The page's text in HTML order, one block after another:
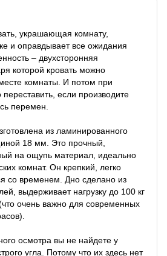
украшающая комнату,
и оправдывает все ожидания
– двухсторонняя
которой кровать можно
комнаты. И потом при
если производите
перемен.
из ламинированного
18 мм. Это прочный,
на ощупь материал, идеально
комнат. Он крепкий, легко
со временем. Дно сделано из
выдерживает нагрузку до 100 кг
очень важно для современных
осмотра вы не найдете у
угла. Потому что их здесь нет